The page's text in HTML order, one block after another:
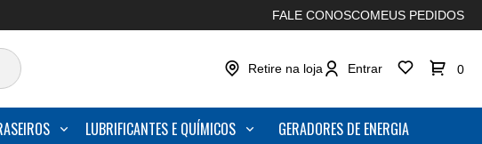
FALE CONOSCOMEUS PEDIDOS
Retire na loja Entrar 0
LUBRIFICANTES E QUÍMICOS GERADORES DE ENERGIA